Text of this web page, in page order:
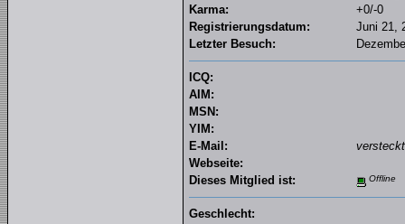
Karma:
+0/-0
Registrierungsdatum:
Juni 21,
Letzter Besuch:
ICQ:
AIM:
MSN:
YIM:
E-Mail:
versteckt
Webseite:
Dieses Mitglied ist:
Offline
Geschlecht: